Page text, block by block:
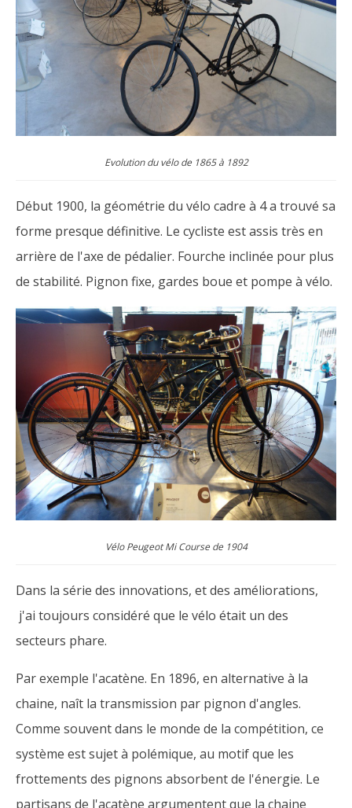
Evolution du vélo de 1865 à 1892
Début 1900, la géométrie du vélo cadre à 4 a trouvé sa
forme presque définitive. Le cycliste est assis très en
arrière de l'axe de pédalier. Fourche inclinée pour plus
de stabilité. Pignon fixe, gardes boue et pompe à vélo.
Vélo Peugeot Mi Course de 1904
Dans la série des innovations, et des améliorations,
j'ai toujours considéré que le vélo était un des
secteurs phare.
Par exemple l'acatène. En 1896, en alternative à la
chaine, naît la transmission par pignon d'angles.
Comme souvent dans le monde de la compétition, ce
système est sujet à polémique, au motif que les
frottements des pignons absorbent de l'énergie. Le
partisans de l'acatène argumentent que la chaine